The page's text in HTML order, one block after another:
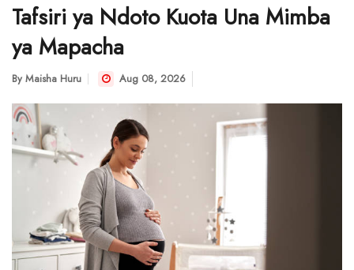
Tafsiri ya Ndoto Kuota Una Mimba
ya Mapacha
By Maisha Huru Aug 08, 2026